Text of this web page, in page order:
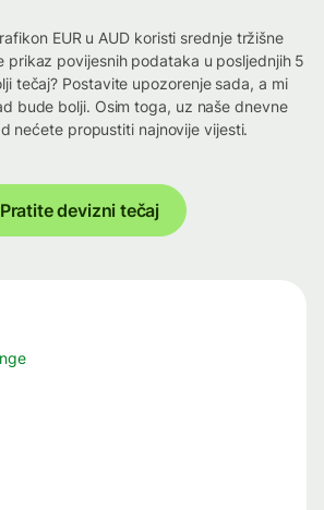
EUR u AUD koristi srednje tržišne
prikaz povijesnih podataka u posljednjih 5
tečaj? Postavite upozorenje sada, a mi
bude bolji. Osim toga, uz naše dnevne
nećete propustiti najnovije vijesti.
Pratite devizni tečaj